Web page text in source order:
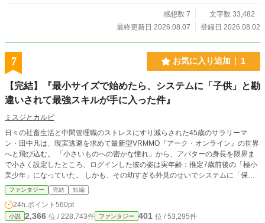
感想数 7
文字数 33,482
最終更新日 2026.08.07
登録日 2026.08.02
7 お気に入り追加 1
【完結】『最小サイズで始めたら、システムに「子供」と勘
違いされて最強スキルが手に入った件』
ミスジとカルビ
日々の社畜生活と中間管理職のストレスにすり減らされた45歳のサラリーマ
ン・田中凡は、現実逃避を求めて最新型VRMMO『アーク・オンライン』の世界
へと飛び込む。 「小さいものへの密かな憧れ」から、アバターの身長を限界ま
で小さく設定したところ、ログインした彼の姿は実年齢：推定7歳前後の「極小
美少年」になっていた。 しかも、その幼すぎる外見のせいでシステムに「保護
対象の幼児」と誤認識され、理不尽に強力な子供専用スキル**【おいたんの庇
護】や【てんしのいばら】**を強制付与されてしまう。 さらにボイスチェンジ
ャーまで同期してしまい、内心はおっさんなのに声は「きゅぴーん☆」と高音で
愛くるしいものに。 通りすがりのプレイヤーからは「迷子の天使様」と勘違い
ファンタジー 完結 短編
24h.ポイント 560pt
小説 2,366 位 / 228,743件 ファンタジー 401 位 / 53,295件